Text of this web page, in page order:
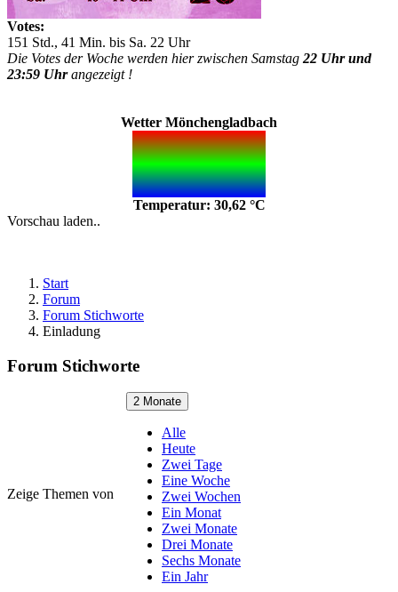
Votes:
151 Std., 41 Min. bis Sa. 22 Uhr
Die Votes der Woche werden hier zwischen Samstag 22 Uhr und
23:59 Uhrangezeigt !
Wetter Mönchengladbach
Temperatur: 30,62 °C
Vorschau laden..
Start
Forum
Forum Stichworte
Einladung
Forum Stichworte
Zeige Themen von
2 Monate
Alle
Heute
Zwei Tage
Eine Woche
Zwei Wochen
Ein Monat
Zwei Monate
Drei Monate
Sechs Monate
Ein Jahr